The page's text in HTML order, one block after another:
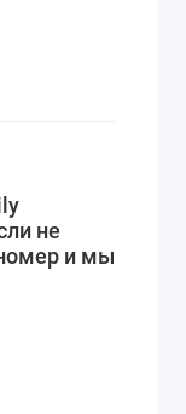
не
и мы